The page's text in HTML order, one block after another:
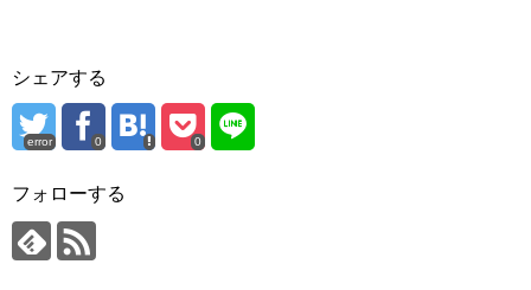
シェアする
error 0 0
フォローする